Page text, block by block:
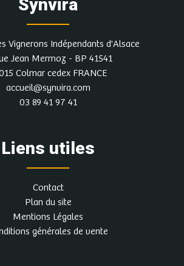
Synvira
Vignerons Indépendants d'Alsace
Jean Mermoz - BP 41541
Colmar cedex FRANCE
accueil@synvira.com
03 89 41 97 41
Liens utiles
Contact
Plan du site
Mentions Légales
générales de vente